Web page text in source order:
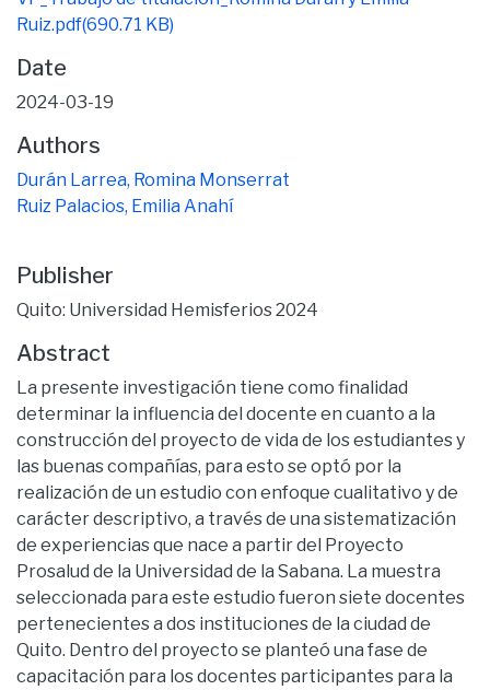
Ruiz.pdf(690.71 KB)
Date
2024-03-19
Authors
Durán Larrea, Romina Monserrat
Ruiz Palacios, Emilia Anahí
Publisher
Quito: Universidad Hemisferios 2024
Abstract
La presente investigación tiene como finalidad
determinar la influencia del docente en cuanto a la
construcción del proyecto de vida de los estudiantes y
las buenas compañías, para esto se optó por la
realización de un estudio con enfoque cualitativo y de
carácter descriptivo, a través de una sistematización
de experiencias que nace a partir del Proyecto
Prosalud de la Universidad de la Sabana. La muestra
seleccionada para este estudio fueron siete docentes
pertenecientes a dos instituciones de la ciudad de
Quito. Dentro del proyecto se planteó una fase de
capacitación para los docentes participantes para la